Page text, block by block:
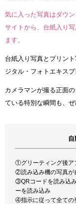
気に入った写真はダウ
サイトから、台紙入り
ます。
台紙入り写真とプリン
ジタル・フォトエキス
カメラマンが撮る正面
ている特別な瞬間も、
①グリーティング後ア
②読み込み機の写真が
③QRコードを読み込
ーを読み込み
④指示に従って全ての